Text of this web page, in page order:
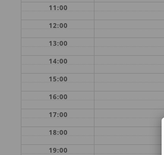
11:00
12:00
13:00
14:00
15:00
16:00
17:00
18:00
19:00